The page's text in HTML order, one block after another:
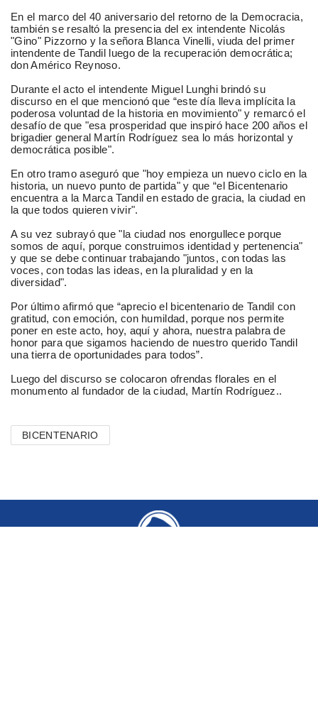
En el marco del 40 aniversario del retorno de la Democracia,
también se resaltó la presencia del ex intendente Nicolás
"Gino" Pizzorno y la señora Blanca Vinelli, viuda del primer
intendente de Tandil luego de la recuperación democrática;
don Américo Reynoso.
Durante el acto el intendente Miguel Lunghi brindó su
discurso en el que mencionó que “este día lleva implícita la
poderosa voluntad de la historia en movimiento" y remarcó el
desafío de que "esa prosperidad que inspiró hace 200 años el
brigadier general Martín Rodríguez sea lo más horizontal y
democrática posible".
En otro tramo aseguró que "hoy empieza un nuevo ciclo en la
historia, un nuevo punto de partida" y que “el Bicentenario
encuentra a la Marca Tandil en estado de gracia, la ciudad en
la que todos quieren vivir".
A su vez subrayó que "la ciudad nos enorgullece porque
somos de aquí, porque construimos identidad y pertenencia"
y que se debe continuar trabajando "juntos, con todas las
voces, con todas las ideas, en la pluralidad y en la
diversidad".
Por último afirmó que “aprecio el bicentenario de Tandil con
gratitud, con emoción, con humildad, porque nos permite
poner en este acto, hoy, aquí y ahora, nuestra palabra de
honor para que sigamos haciendo de nuestro querido Tandil
una tierra de oportunidades para todos”.
Luego del discurso se colocaron ofrendas florales en el
monumento al fundador de la ciudad, Martín Rodríguez..
BICENTENARIO